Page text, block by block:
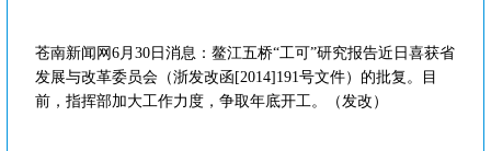
苍南新闻网6月30日消息：鳌江五桥“工可”研究报告近日喜获省
发展与改革委员会（浙发改函[2014]191号文件）的批复。目
前，指挥部加大工作力度，争取年底开工。（发改）